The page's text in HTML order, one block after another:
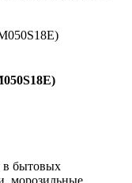
в бытовых
морозильные